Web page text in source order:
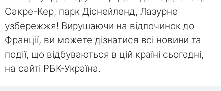
Сакре-Кер, парк Діснейленд, Лазурне
узбережжя! Вирушаючи на відпочинок до
Франції, ви можете дізнатися всі новини та
події, що відбуваються в цій країні сьогодні,
на сайті РБК-Україна.